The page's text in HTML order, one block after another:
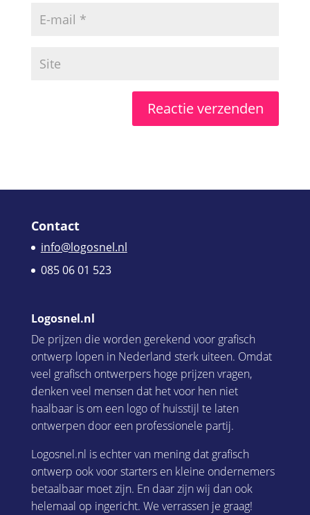
Contact
info@logosnel.nl
085 06 01 523
Logosnel.nl
De prijzen die worden gerekend voor grafisch
ontwerp lopen in Nederland sterk uiteen. Omdat
veel grafisch ontwerpers hoge prijzen vragen,
denken veel mensen dat het voor hen niet
haalbaar is om een logo of huisstijl te laten
ontwerpen door een professionele partij.
Logosnel.nl is echter van mening dat grafisch
ontwerp ook voor starters en kleine ondernemers
betaalbaar moet zijn. En daar zijn wij dan ook
helemaal op ingericht. We verrassen je graag!